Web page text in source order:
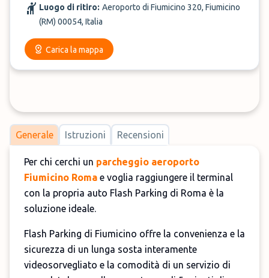
Luogo di ritiro: Aeroporto di Fiumicino 320, Fiumicino
(RM) 00054, Italia
Carica la mappa
Generale Istruzioni Recensioni
Per chi cerchi un parcheggio aeroporto
Fiumicino Roma e voglia raggiungere il terminal
con la propria auto Flash Parking di Roma è la
soluzione ideale.
Flash Parking di Fiumicino offre la convenienza e la
sicurezza di un lunga sosta interamente
videosorvegliato e la comodità di un servizio di